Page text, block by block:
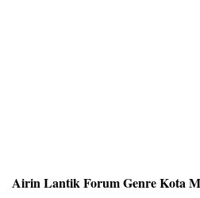
Airin Lantik Forum Genre Kota